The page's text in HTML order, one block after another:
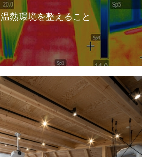
温熱環境を整えること